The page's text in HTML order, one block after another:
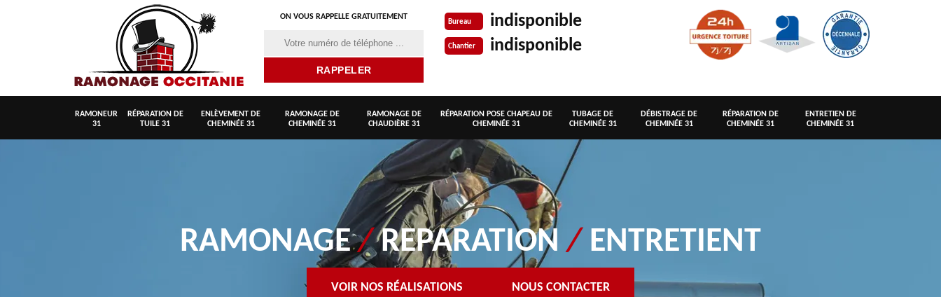
ON VOUS RAPPELLE GRATUITEMENT
Bureau indisponible
Chantier indisponible
RAMONEUR
31
RÉPARATION DE
TUILE 31
ENLÈVEMENT DE
CHEMINÉE 31
RAMONAGE DE
CHEMINÉE 31
RAMONAGE DE
CHAUDIÈRE 31
RÉPARATION POSE CHAPEAU DE
CHEMINÉE 31
TUBAGE DE
CHEMINÉE 31
DÉBISTRAGE DE
CHEMINÉE 31
RÉPARATION DE
CHEMINÉE 31
ENTRETIEN DE
CHEMINÉE 31
RAMONAGE/REPARATION/ ENTRETIENT
VOIR NOS RÉALISATIONS NOUS CONTACTER